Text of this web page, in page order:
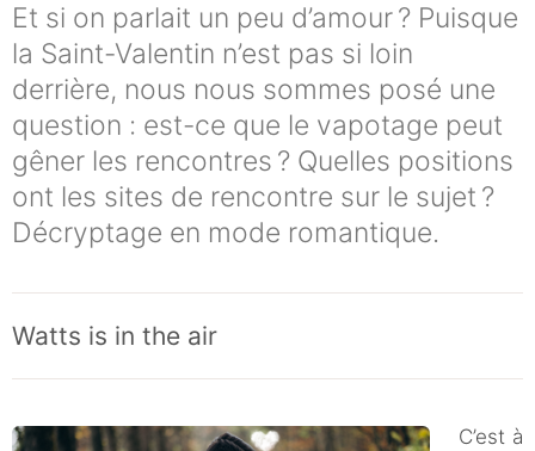
Et si on parlait un peu d’amour ? Puisque
la Saint-Valentin n’est pas si loin
derrière, nous nous sommes posé une
question : est-ce que le vapotage peut
gêner les rencontres ? Quelles positions
ont les sites de rencontre sur le sujet ?
Décryptage en mode romantique.
Watts is in the air
C’est à